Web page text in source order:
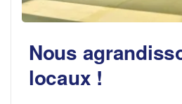
Nous
locaux !